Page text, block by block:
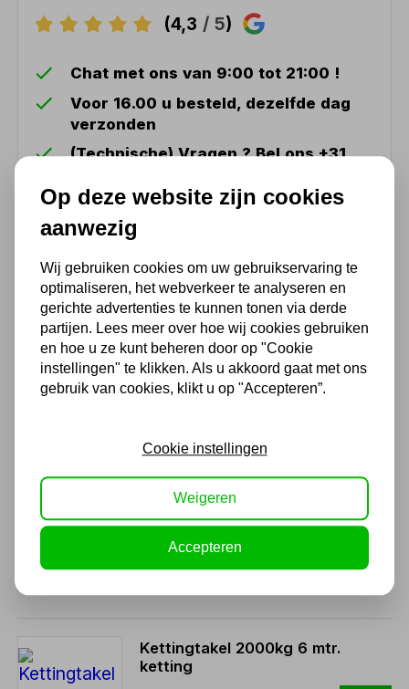
(4,3 / 5)
Chat met ons van 9:00 tot 21:00 !
Voor 16.00 u besteld, dezelfde dag
verzonden
(Technische) Vragen ? Bel ons +31
1.500 m2 winkel in Rijssen !
Twents familiebedrijf sinds 1992 !
Ook handig
Kettingtakel 1000kg 6 mtr.
ketting
Kettingtakel 2000kg 3 mtr.
ketting
145,20
Kettingtakel 2000kg 6 mtr.
ketting
Op deze website zijn cookies
aanwezig
Wij gebruiken cookies om uw gebruikservaring te
optimaliseren, het webverkeer te analyseren en
gerichte advertenties te kunnen tonen via derde
partijen. Lees meer over hoe wij cookies gebruiken
en hoe u ze kunt beheren door op "Cookie
instellingen" te klikken. Als u akkoord gaat met ons
gebruik van cookies, klikt u op "Accepteren”.
Cookie instellingen
Weigeren
Accepteren